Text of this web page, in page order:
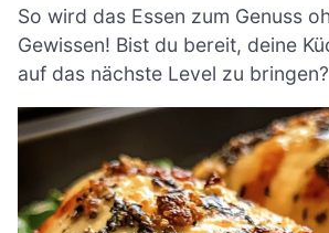
So wird das Essen zum Genuss
Gewissen! Bist du bereit, deine
auf das nächste Level zu bringen?